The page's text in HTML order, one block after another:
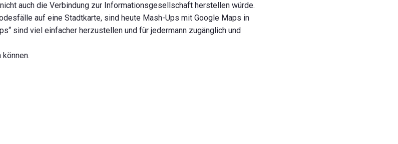
auch die Verbindung zur Informationsgesellschaft herstellen würde.
auf eine Stadtkarte, sind heute Mash-Ups mit Google Maps in
sind viel einfacher herzustellen und für jedermann zugänglich und